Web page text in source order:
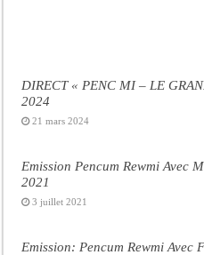
DIRECT « PENC MI – LE
2024
21 mars 2024
Emission Pencum Rewmi Avec
2021
3 juillet 2021
Emission: Pencum Rewmi Avec